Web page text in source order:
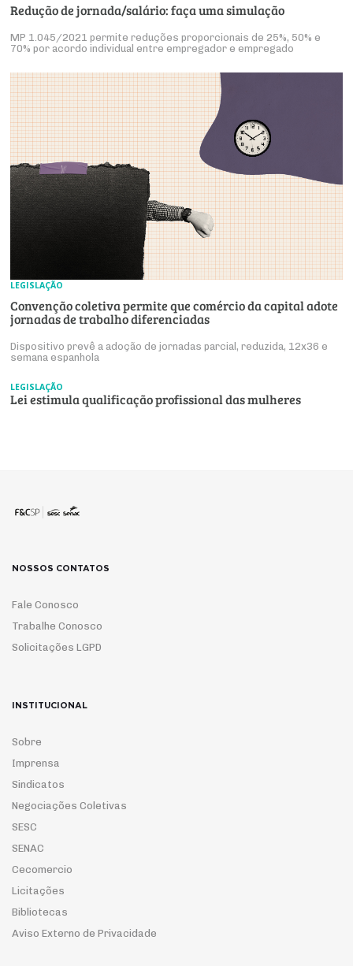
Redução de jornada/salário: faça uma simulação
MP 1.045/2021 permite reduções proporcionais de 25%, 50% e
70% por acordo individual entre empregador e empregado
LEGISLAÇÃO
Convenção coletiva permite que comércio da capital adote
jornadas de trabalho diferenciadas
Dispositivo prevê a adoção de jornadas parcial, reduzida, 12x36 e
semana espanhola
LEGISLAÇÃO
Lei estimula qualificação profissional das mulheres
NOSSOS CONTATOS
Fale Conosco
Trabalhe Conosco
Solicitações LGPD
INSTITUCIONAL
Sobre
Imprensa
Sindicatos
Negociações Coletivas
SESC
SENAC
Cecomercio
Licitações
Bibliotecas
Aviso Externo de Privacidade